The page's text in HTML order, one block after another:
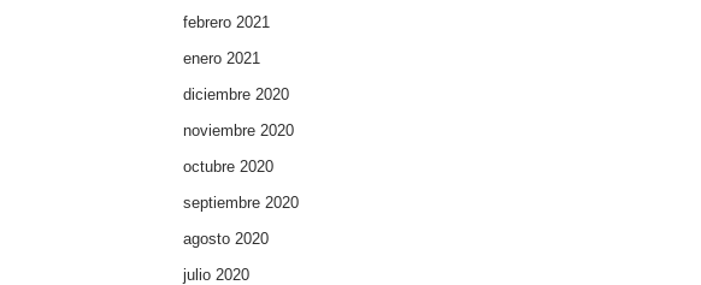
febrero 2021
enero 2021
diciembre 2020
noviembre 2020
octubre 2020
septiembre 2020
agosto 2020
julio 2020